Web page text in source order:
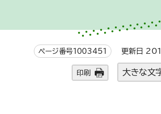
ページ番号1003451 更新日
印刷 大きな文